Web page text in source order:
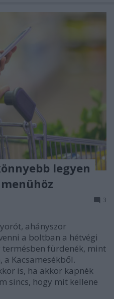
legyen
3
ahányszor
a boltban a hétvégi
termésben fürdenék, mint
a Kacsamesékből.
is, ha akkor kapnék
sincs, hogy mit kellene